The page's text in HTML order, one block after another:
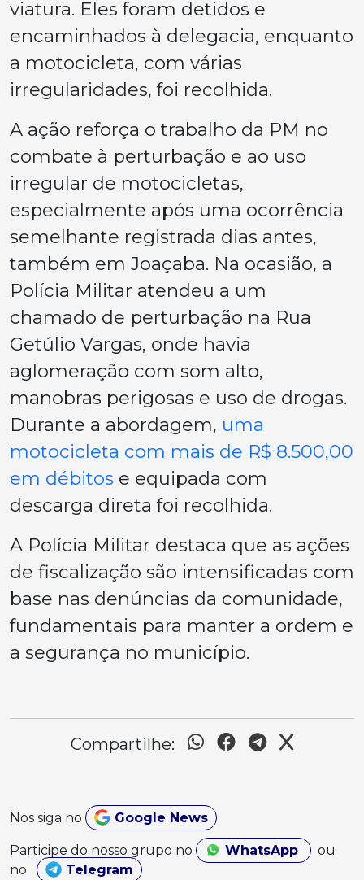
viatura. Eles foram detidos e
encaminhados à delegacia, enquanto
a motocicleta, com várias
irregularidades, foi recolhida.
A ação reforça o trabalho da PM no
combate à perturbação e ao uso
irregular de motocicletas,
especialmente após uma ocorrência
semelhante registrada dias antes,
também em Joaçaba. Na ocasião, a
Polícia Militar atendeu a um
chamado de perturbação na Rua
Getúlio Vargas, onde havia
aglomeração com som alto,
manobras perigosas e uso de drogas.
Durante a abordagem, uma
motocicleta com mais de R$ 8.500,00
em débitos e equipada com
descarga direta foi recolhida.
A Polícia Militar destaca que as ações
de fiscalização são intensificadas com
base nas denúncias da comunidade,
fundamentais para manter a ordem e
a segurança no município.
Compartilhe:
Nos siga no Google News
Participe do nosso grupo no WhatsApp
ou
no
Telegram